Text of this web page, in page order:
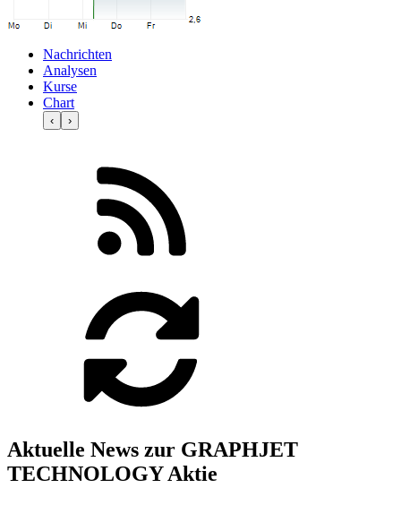
Nachrichten
Analysen
Kurse
Chart
‹ ›
Aktuelle News zur GRAPHJET
TECHNOLOGY Aktie